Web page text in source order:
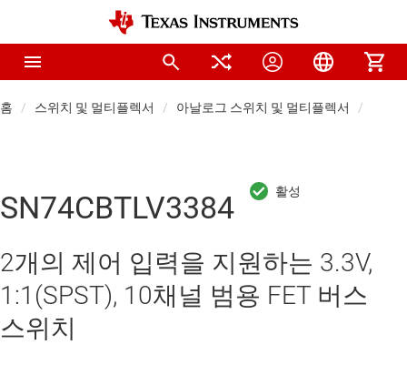
홈 스위치 및 멀티플렉서 아날로그 스위치 및 멀티플렉서
SN74CBTLV3384
2개의 제어 입력을 지원하는 3.3V,
1:1(SPST), 10채널 범용 FET 버스
스위치